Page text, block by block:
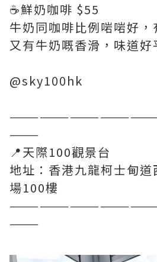
☕️鮮奶咖啡 $55
牛奶同咖啡比例啱啱好，
又有牛奶嘅香滑，味道好
@sky100hk
———
📍天際100觀景台
地址：香港九龍柯士甸
場100樓
———